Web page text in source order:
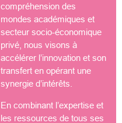
compréhension des
mondes académiques et
secteur socio-économique
privé, nous visons à
accélérer l’innovation et son
transfert en opérant une
synergie d’intérêts.
En combinant l’expertise et
les ressources de tous ses